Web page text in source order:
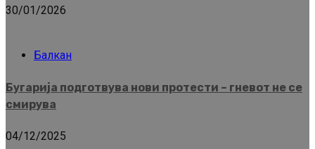
30/01/2026
Балкан
Бугарија подготвува нови протести – гневот не се
смирува
04/12/2025